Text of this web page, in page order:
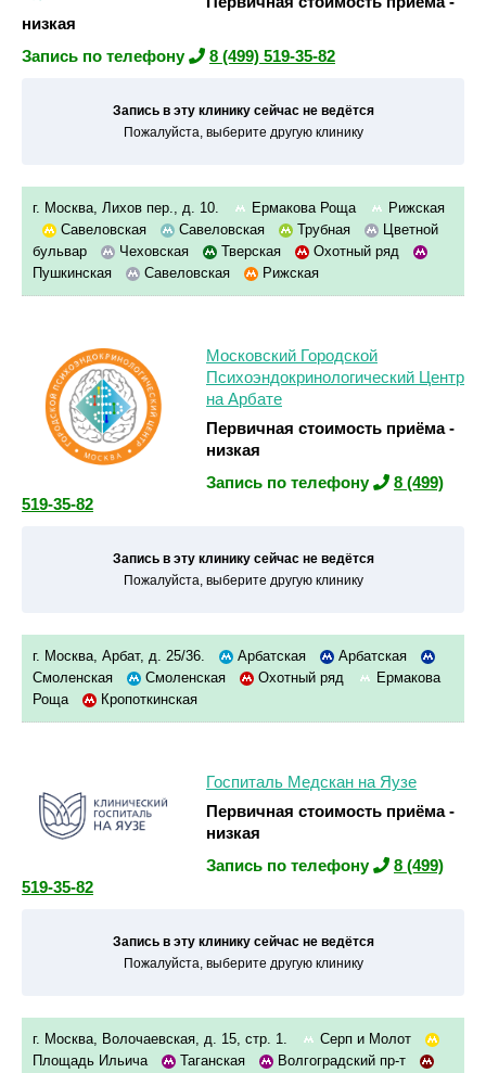
низкая
Запись по телефону
8 (499) 519-35-82
Запись в эту клинику сейчас не ведётся
Пожалуйста, выберите другую клинику
г. Москва, Лихов пер., д. 10. Ермакова Роща
Рижская
Савеловская
Савеловская Трубная
Цветной
бульвар
Чеховская Тверская
Охотный ряд
Пушкинская
Савеловская Рижская
Московский Городской
Психоэндокринологический Центр
на Арбате
Первичная стоимость приёма -
низкая
Запись по телефону
8 (499)
519-35-82
Запись в эту клинику сейчас не ведётся
Пожалуйста, выберите другую клинику
г. Москва, Арбат, д. 25/36. Арбатская
Арбатская
Смоленская
Смоленская Охотный ряд
Ермакова
Роща
Кропоткинская
Госпиталь Медскан на Яузе
Первичная стоимость приёма -
низкая
Запись по телефону
8 (499)
519-35-82
Запись в эту клинику сейчас не ведётся
Пожалуйста, выберите другую клинику
г. Москва, Волочаевская, д. 15, стр. 1.
Серп и Молот
Площадь Ильича
Таганская
Волгоградский пр-т